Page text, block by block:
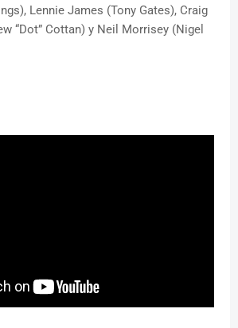
Lennie James (Tony Gates), Craig
“Dot” Cottan) y Neil Morrisey (Nigel